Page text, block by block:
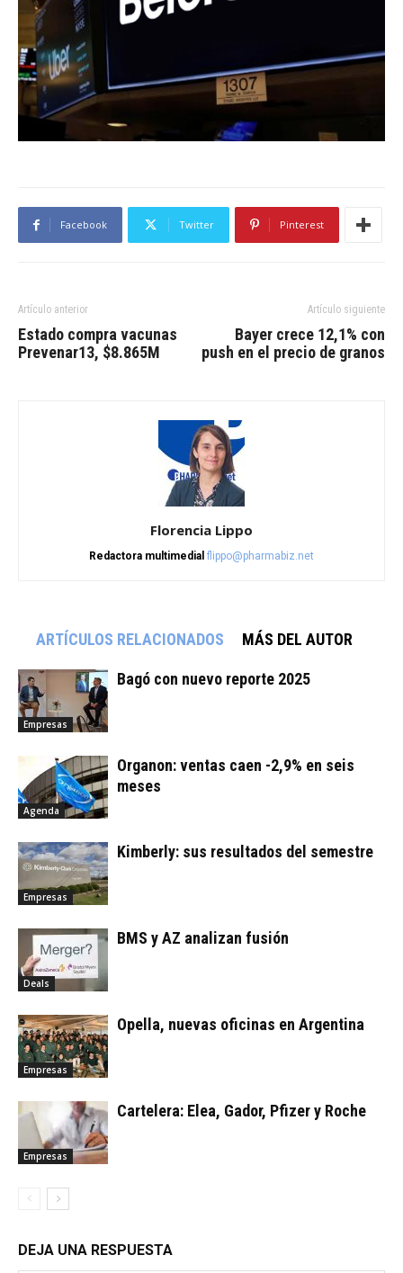
Facebook Twitter Pinterest
Artículo anterior
Estado compra vacunas
Prevenar13, $8.865M
Artículo siguiente
Bayer crece 12,1% con
push en el precio de granos
Florencia Lippo
Redactora multimedial flippo@pharmabiz.net
ARTÍCULOS RELACIONADOS MÁS DEL AUTOR
Empresas
Bagó con nuevo reporte 2025
Agenda
Organon: ventas caen -2,9% en seis
meses
Empresas
Kimberly: sus resultados del semestre
Deals
BMS y AZ analizan fusión
Empresas
Opella, nuevas oficinas en Argentina
Empresas
Cartelera: Elea, Gador, Pfizer y Roche
DEJA UNA RESPUESTA